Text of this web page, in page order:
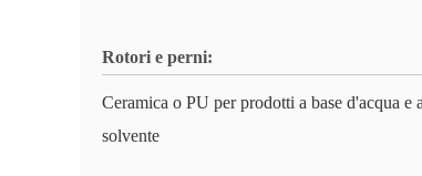
Rotori e perni:
Ceramica o PU per prodotti a base d'acqua e
solvente